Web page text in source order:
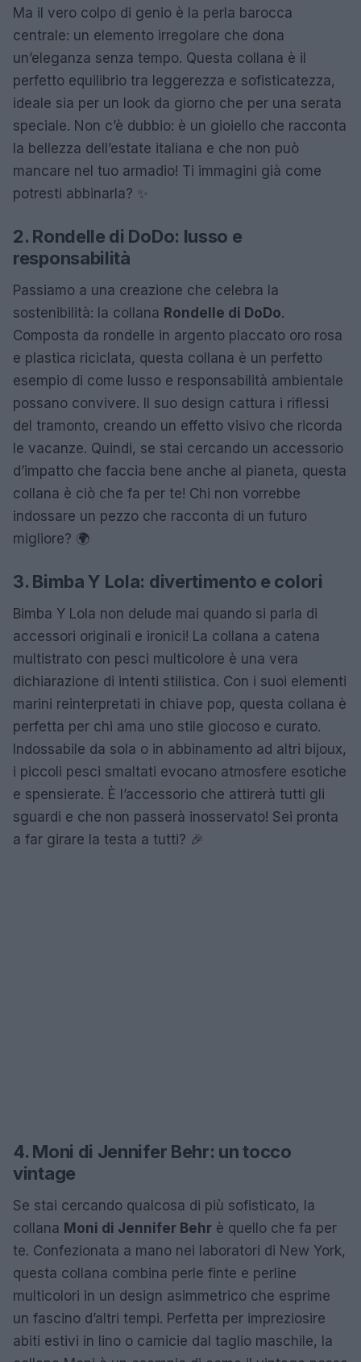
Ma il vero colpo di genio è la perla barocca
centrale: un elemento irregolare che dona
un’eleganza senza tempo. Questa collana è il
perfetto equilibrio tra leggerezza e sofisticatezza,
ideale sia per un look da giorno che per una serata
speciale. Non c’è dubbio: è un gioiello che racconta
la bellezza dell’estate italiana e che non può
mancare nel tuo armadio! Ti immagini già come
potresti abbinarla? ✨
2. Rondelle di DoDo: lusso e
responsabilità
Passiamo a una creazione che celebra la
sostenibilità: la collana Rondelle di DoDo.
Composta da rondelle in argento placcato oro rosa
e plastica riciclata, questa collana è un perfetto
esempio di come lusso e responsabilità ambientale
possano convivere. Il suo design cattura i riflessi
del tramonto, creando un effetto visivo che ricorda
le vacanze. Quindi, se stai cercando un accessorio
d’impatto che faccia bene anche al pianeta, questa
collana è ciò che fa per te! Chi non vorrebbe
indossare un pezzo che racconta di un futuro
migliore? 🌍
3. Bimba Y Lola: divertimento e colori
Bimba Y Lola non delude mai quando si parla di
accessori originali e ironici! La collana a catena
multistrato con pesci multicolore è una vera
dichiarazione di intenti stilistica. Con i suoi elementi
marini reinterpretati in chiave pop, questa collana è
perfetta per chi ama uno stile giocoso e curato.
Indossabile da sola o in abbinamento ad altri bijoux,
i piccoli pesci smaltati evocano atmosfere esotiche
e spensierate. È l’accessorio che attirerà tutti gli
sguardi e che non passerà inosservato! Sei pronta
a far girare la testa a tutti? 🎉
4. Moni di Jennifer Behr: un tocco
vintage
Se stai cercando qualcosa di più sofisticato, la
collana Moni di Jennifer Behr è quello che fa per
te. Confezionata a mano nei laboratori di New York,
questa collana combina perle finte e perline
multicolori in un design asimmetrico che esprime
un fascino d’altri tempi. Perfetta per impreziosire
abiti estivi in lino o camicie dal taglio maschile, la